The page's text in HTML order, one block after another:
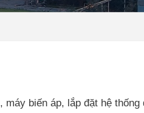
, máy biến áp, lắp đặt hệ